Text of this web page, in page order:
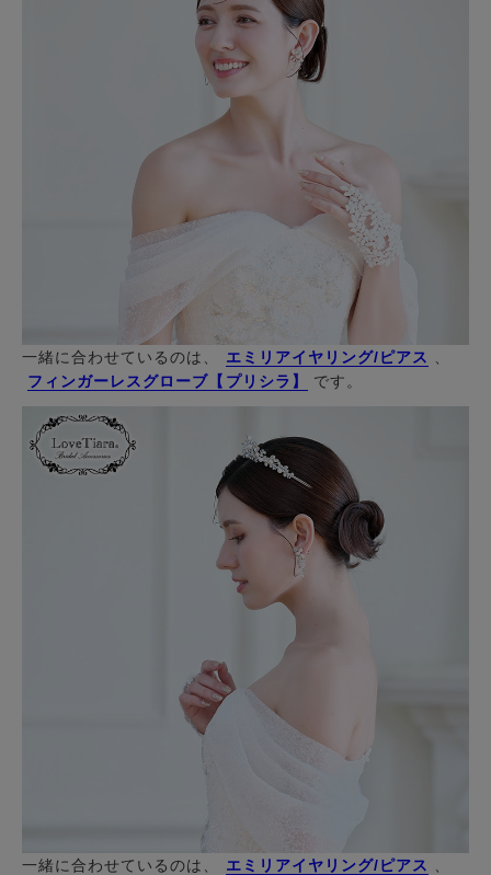
一緒に合わせているのは、 エミリアイヤリング/ピアス
フィンガーレスグローブ【プリシラ】
です。
一緒に合わせているのは、 エミリアイヤリング/ピアス 、